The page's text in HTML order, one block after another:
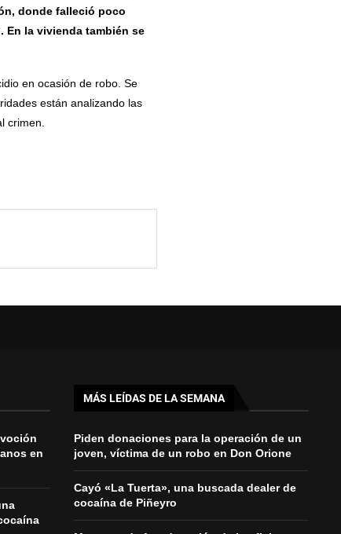
donde falleció poco
En la vivienda también se
en ocasión de robo. Se
están analizando las
crimen.
en
MÁS LEÍDAS DE LA SEMANA
Piden donaciones para la operación de un
joven, víctima de un robo en Don Orione
Cayó «La Tuerta», una buscada dealer de
cocaína de Piñeyro